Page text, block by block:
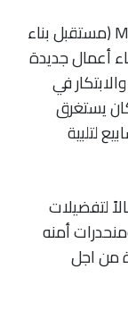
مقتبس من مقال Mckinsey & Company (مستقبل بناء
– يونيو 2021): يبرز بناء أعمال جديدة
في
يستغرق
لتلبية
لتفضيلات
أمنه
من اجل